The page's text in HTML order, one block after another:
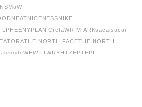
MaW
NEATNICENESSNIKE
PHEENYPLAN CretaWRIM.ARKsacaisacai
THE NORTH FACETHE NORTH
WEWILL WRYHTZEPTEPI